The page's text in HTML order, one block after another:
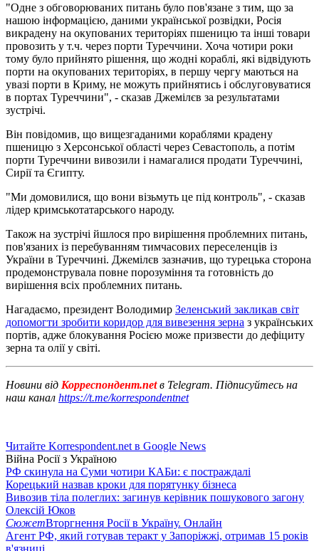
"Одне з обговорюваних питань було пов'язане з тим, що за
нашою інформацією, даними української розвідки, Росія
викрадену на окупованих територіях пшеницю та інші товари
провозить у т.ч. через порти Туреччини. Хоча чотири роки
тому було прийнято рішення, що жодні кораблі, які відвідують
порти на окупованих територіях, в першу чергу маються на
увазі порти в Криму, не можуть прийнятись і обслуговуватися
в портах Туреччини", - сказав Джемілєв за результатами
зустрічі.
Він повідомив, що вищезгаданими кораблями крадену
пшеницю з Херсонської області через Севастополь, а потім
порти Туреччини вивозили і намагалися продати Туреччині,
Сирії та Єгипту.
"Ми домовилися, що вони візьмуть це під контроль", - сказав
лідер кримськотатарського народу.
Також на зустрічі йшлося про вирішення проблемних питань,
пов'язаних із перебуванням тимчасових переселенців із
України в Туреччині. Джемілєв зазначив, що турецька сторона
продемонструвала повне порозуміння та готовність до
вирішення всіх проблемних питань.
Нагадаємо, президент Володимир Зеленський закликав світ
допомогти зробити коридор для вивезення зерна з українських
портів, адже блокування Росією може призвести до дефіциту
зерна та олії у світі.
Новини від Корреспондент.netв Telegram. Підписуйтесь на
наш канал https://t.me/korrespondentnet
Читайте Korrespondent.net в Google News
Війна Росії з Україною
РФ скинула на Суми чотири КАБи: є постраждалі
Корецький назвав кроки для порятунку бізнеса
Вивозив тіла полеглих: загинув керівник пошукового загону
Олексій Юков
СюжетВторгнення Росії в Україну. Онлайн
Агент РФ, який готував теракт у Запоріжжі, отримав 15 років
в'язниці